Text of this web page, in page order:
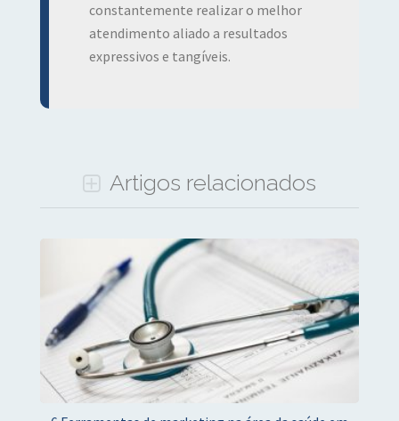
constantemente realizar o melhor
atendimento aliado a resultados
expressivos e tangíveis.
Artigos relacionados